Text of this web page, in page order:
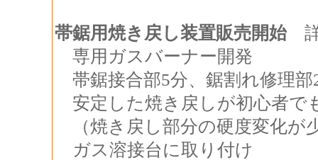
帯鋸用焼き戻し装置販売開始
専用ガスバーナー開発
帯鋸接合部5分、 鋸割れ修理部
安定した焼き戻しが初心者で
（焼き戻し部分の硬度変化が
ガス溶接台に取り付け